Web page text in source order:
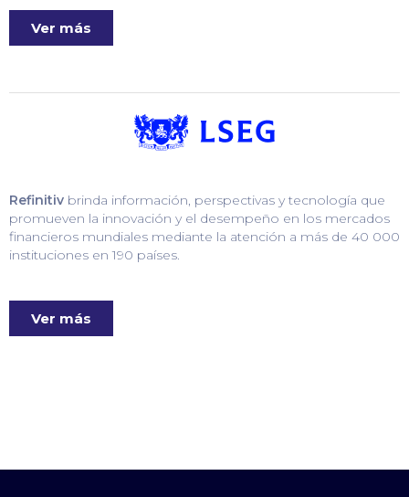
Ver más
Refinitiv brinda información, perspectivas y tecnología que
promueven la innovación y el desempeño en los mercados
financieros mundiales mediante la atención a más de 40 000
instituciones en 190 países.
Ver más